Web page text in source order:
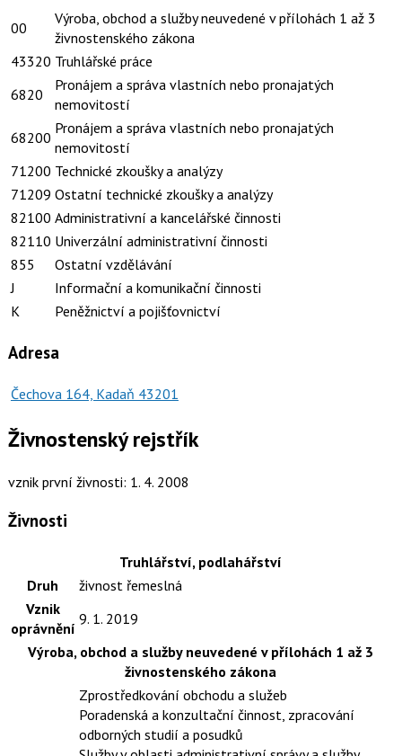
00
Výroba, obchod a služby neuvedené v přílohách 1 až 3
živnostenského zákona
43320 Truhlářské práce
6820
Pronájem a správa vlastních nebo pronajatých
nemovitostí
68200
Pronájem a správa vlastních nebo pronajatých
nemovitostí
71200 Technické zkoušky a analýzy
71209 Ostatní technické zkoušky a analýzy
82100 Administrativní a kancelářské činnosti
82110 Univerzální administrativní činnosti
855
Ostatní vzdělávání
J
Informační a komunikační činnosti
K
Peněžnictví a pojišťovnictví
Adresa
Čechova 164, Kadaň 43201
Živnostenský rejstřík
vznik první živnosti: 1. 4. 2008
Živnosti
Truhlářství, podlahářství
Druh
živnost řemeslná
Vznik
oprávnění
9. 1. 2019
Výroba, obchod a služby neuvedené v přílohách 1 až 3
živnostenského zákona
Zprostředkování obchodu a služeb
Poradenská a konzultační činnost, zpracování
odborných studií a posudků